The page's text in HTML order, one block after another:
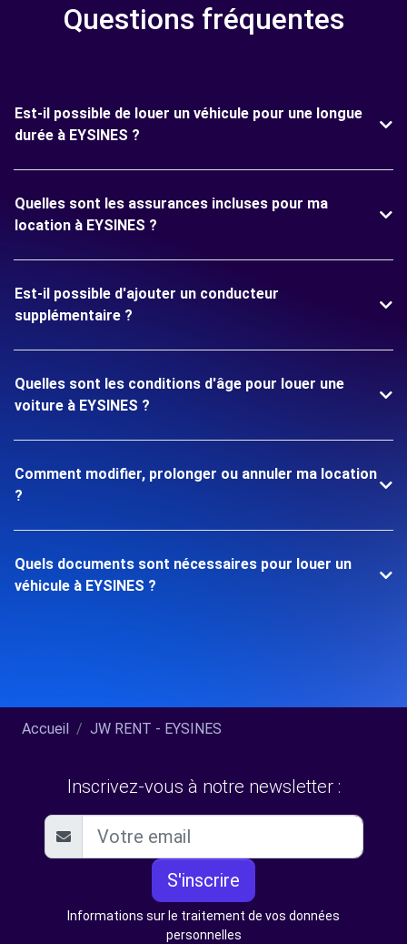
Questions fréquentes
Est-il possible de louer un véhicule pour une longue
durée à EYSINES ?
Quelles sont les assurances incluses pour ma
location à EYSINES ?
Est-il possible d'ajouter un conducteur
supplémentaire ?
Quelles sont les conditions d'âge pour louer une
voiture à EYSINES ?
Comment modifier, prolonger ou annuler ma location
?
Quels documents sont nécessaires pour louer un
véhicule à EYSINES ?
Accueil JW RENT - EYSINES
Inscrivez-vous à notre newsletter :
S'inscrire
Informations sur le traitement de vos données
personnelles